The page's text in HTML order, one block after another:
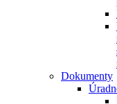
Dokumenty